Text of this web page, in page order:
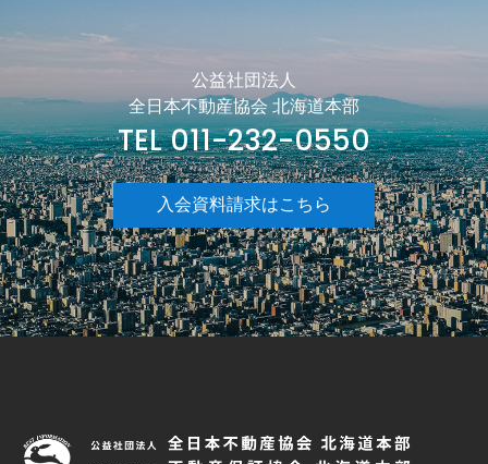
公益社団法人
全日本不動産協会 北海道本部
TEL 011-232-0550
入会資料請求はこちら